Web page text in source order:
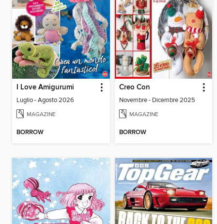
I Love Amigurumi
Luglio - Agosto 2026
MAGAZINE
BORROW
Creo Con
Novembre - Dicembre 2025
MAGAZINE
BORROW